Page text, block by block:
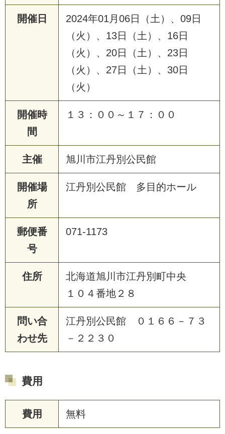
開催日
2024年01月06日（土）、09日
（火）、13日（土）、16日
（火）、20日（土）、23日
（火）、27日（土）、30日
（火）
開催時
間
１３：００～１７：００
主催 旭川市江丹別公民館
開催場
所
江丹別公民館 多目的ホール
郵便番
号
071-1173
住所
北海道旭川市江丹別町中央
１０４番地２８
問い合
わせ先
江丹別公民館 ０１６６－７３
－２２３０
費用
費用 無料